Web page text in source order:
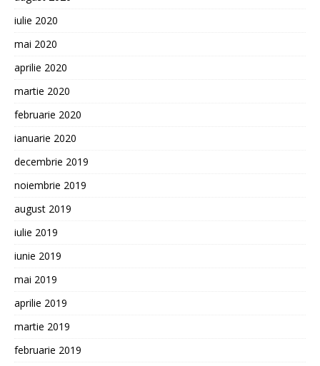
iulie 2020
mai 2020
aprilie 2020
martie 2020
februarie 2020
ianuarie 2020
decembrie 2019
noiembrie 2019
august 2019
iulie 2019
iunie 2019
mai 2019
aprilie 2019
martie 2019
februarie 2019